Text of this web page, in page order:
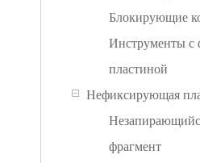
Блокирующие
Инструменты
пластиной
Нефиксирующая
фрагмент